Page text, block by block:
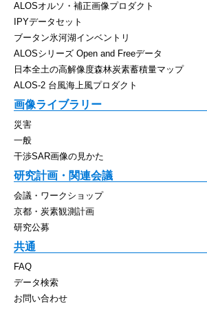
ALOSオルソ・補正画像プロダクト
IPYデータセット
ブータン氷河湖インベントリ
ALOSシリーズ Open and Freeデータ
日本全土の高解像度森林炭素蓄積量マップ
ALOS-2 台風海上風プロダクト
画像ライブラリー
災害
一般
干渉SAR画像の見かた
研究計画・関連会議
会議・ワークショップ
京都・炭素観測計画
研究公募
共通
FAQ
データ検索
お問い合わせ